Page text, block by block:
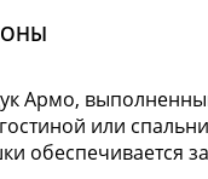
Армо,
или
обеспечивается